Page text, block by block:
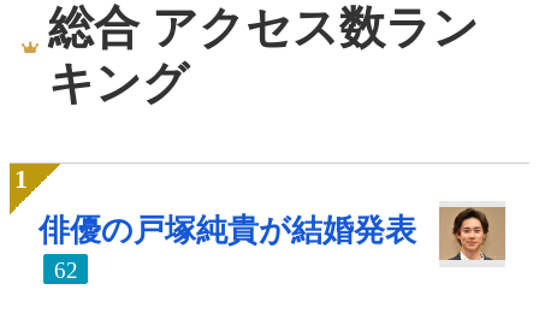
総合 アクセス数ラン
キング
俳優の戸塚純貴が結婚発表
62